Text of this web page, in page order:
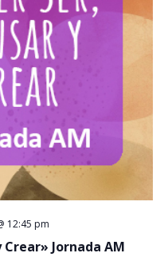
12:45 pm
Jornada AM